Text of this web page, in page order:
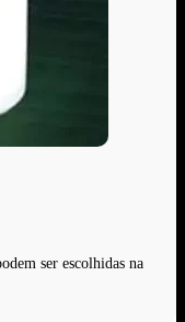
ser escolhidas na